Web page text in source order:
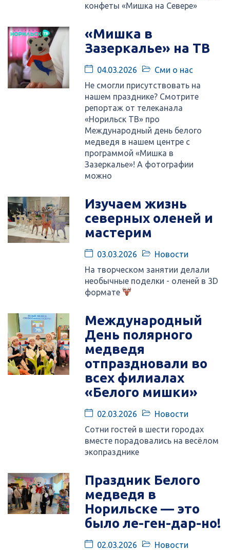
конфеты «Мишка на Севере»
«Мишка в
Зазеркалье» на ТВ
04.03.2026
Сми о нас
Не смогли присутствовать на
нашем празднике? Смотрите
репортаж от телеканала
«Норильск ТВ» про
Международный день белого
медведя в нашем центре с
программой «Мишка в
Зазеркалье»! А фотографии
можно
Изучаем жизнь
северных оленей и
мастерим
03.03.2026
Новости
На творческом занятии делали
необычные поделки - оленей в 3D
формате
Международный
День полярного
медведя
отпраздновали во
всех филиалах
«Белого мишки»
02.03.2026
Новости
Сотни гостей в шести городах
вместе порадовались на весёлом
экопразднике
Праздник Белого
медведя в
Норильске — это
было ле-ген-дар-но!
02.03.2026
Новости